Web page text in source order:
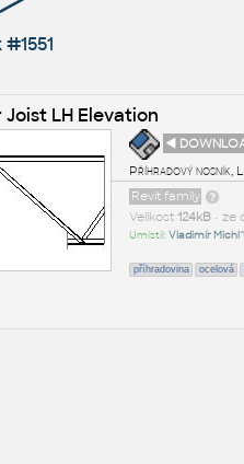
#1551
Joist LH Elevation
◄
Příhradový nosník,
Revit family
Velikost 124kB• ze
Umístil:Vladimír Michl^
příhradovina ocelová